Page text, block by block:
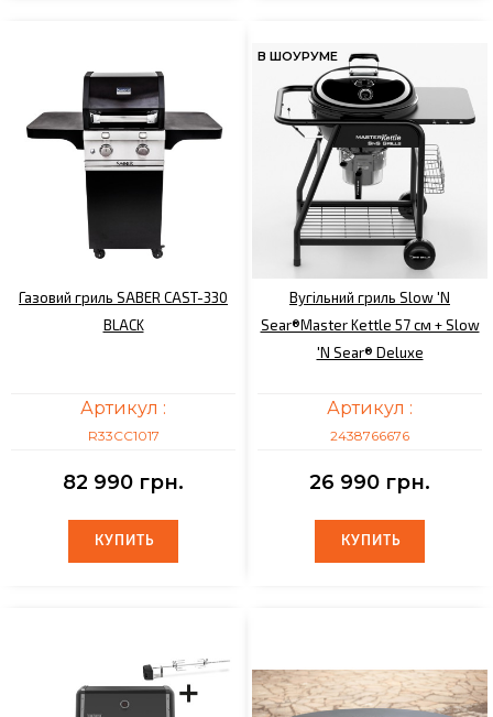
Газовий гриль SABER CAST-330
BLACK
Артикул :
R33CC1017
82 990 грн.
КУПИТЬ
КУПИТЬ
В ШОУРУМЕ
Вугільний гриль Slow 'N
Sear®Master Kettle 57 см + Slow
'N Sear® Deluxe
Артикул :
2438766676
26 990 грн.
КУПИТЬ
КУПИТЬ